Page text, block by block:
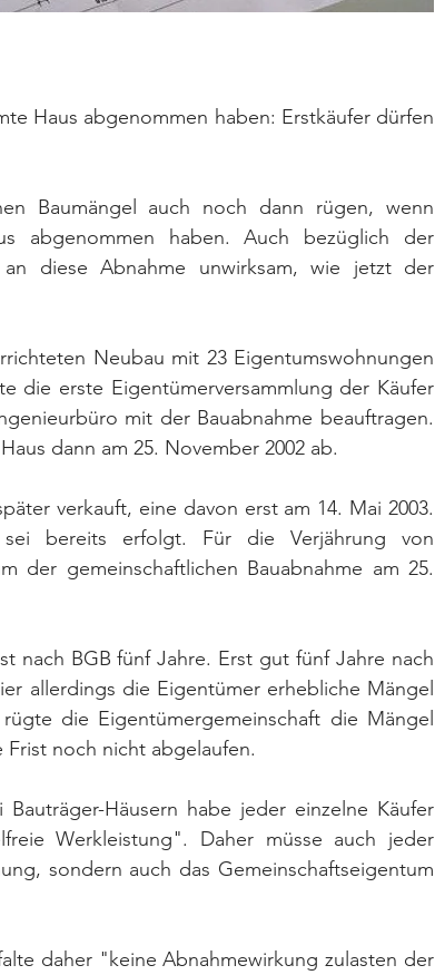
Haus abgenommen haben: Erstkäufer dürfen
Baumängel auch noch dann rügen, wenn
abgenommen haben. Auch bezüglich der
diese Abnahme unwirksam, wie jetzt der
Neubau mit 23 Eigentumswohnungen
die erste Eigentümerversammlung der Käufer
mit der Bauabnahme beauftragen.
dann am 25. November 2002 ab.
verkauft, eine davon erst am 14. Mai 2003.
bereits erfolgt. Für die Verjährung von
der gemeinschaftlichen Bauabnahme am 25.
nach BGB fünf Jahre. Erst gut fünf Jahre nach
allerdings die Eigentümer erhebliche Mängel
die Eigentümergemeinschaft die Mängel
noch nicht abgelaufen.
Häusern habe jeder einzelne Käufer
Werkleistung". Daher müsse auch jeder
sondern auch das Gemeinschaftseigentum
daher "keine Abnahmewirkung zulasten der